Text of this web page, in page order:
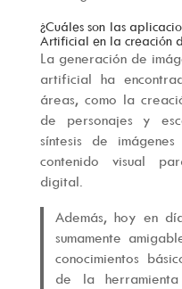
¿Cuáles son las
Artificial en la creación
La generación de
artificial ha
áreas, como la
de personajes y
síntesis de
contenido visual
digital.
Además, hoy en
sumamente
conocimientos
de la